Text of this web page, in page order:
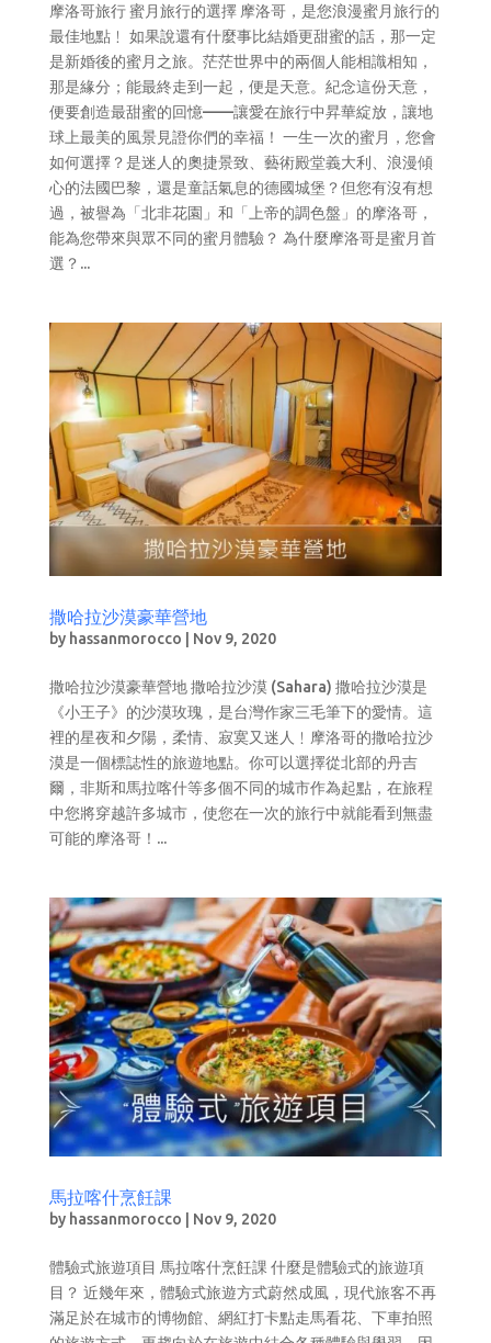
摩洛哥旅行 蜜月旅行的選擇 摩洛哥，是您浪漫蜜月旅行的
最佳地點﹗ 如果說還有什麼事比結婚更甜蜜的話，那一定
是新婚後的蜜月之旅。茫茫世界中的兩個人能相識相知，
那是緣分；能最終走到一起，便是天意。紀念這份天意，
便要創造最甜蜜的回憶——讓愛在旅行中昇華綻放，讓地
球上最美的風景見證你們的幸福！ 一生一次的蜜月，您會
如何選擇？是迷人的奧捷景致、藝術殿堂義大利、浪漫傾
心的法國巴黎，還是童話氣息的德國城堡？但您有沒有想
過，被譽為「北非花園」和「上帝的調色盤」的摩洛哥，
能為您帶來與眾不同的蜜月體驗？ 為什麼摩洛哥是蜜月首
選？...
撒哈拉沙漠豪華營地
by hassanmorocco Nov 9, 2020
撒哈拉沙漠豪華營地 撒哈拉沙漠 (Sahara) 撒哈拉沙漠是
《小王子》的沙漠玫瑰，是台灣作家三毛筆下的愛情。這
裡的星夜和夕陽，柔情、寂寞又迷人﹗摩洛哥的撒哈拉沙
漠是一個標誌性的旅遊地點。你可以選擇從北部的丹吉
爾，非斯和馬拉喀什等多個不同的城市作為起點，在旅程
中您將穿越許多城市，使您在一次的旅行中就能看到無盡
可能的摩洛哥！...
馬拉喀什烹飪課
by hassanmorocco Nov 9, 2020
體驗式旅遊項目 馬拉喀什烹飪課 什麼是體驗式的旅遊項
目？ 近幾年來，體驗式旅遊方式蔚然成風，現代旅客不再
滿足於在城市的博物館、網紅打卡點走馬看花、下車拍照